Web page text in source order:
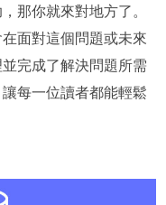
那你就來對地方了。
面對這個問題或未來
完成了解決問題所需
每一位讀者都能輕鬆